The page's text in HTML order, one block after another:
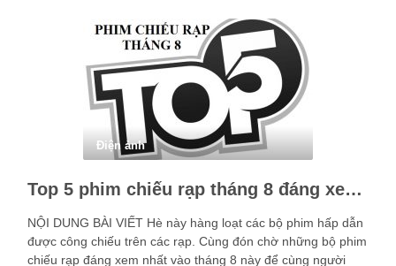
Điện ảnh
Top 5 phim chiếu rạp tháng 8 đáng xem nhất
NỘI DUNG BÀI VIẾT Hè này hàng loạt các bộ phim hấp dẫn
được công chiếu trên các rạp. Cùng đón chờ những bộ phim
chiếu rạp đáng xem nhất vào tháng 8 này để cùng người